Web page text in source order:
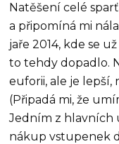
Natěšení celé
a připomíná mi
jaře 2014, kde se
to tehdy dopadlo.
euforii, ale je lepší,
(Připadá mi, že
Jedním z hlavních
nákup vstupenek